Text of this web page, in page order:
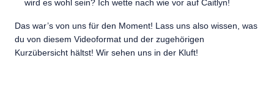
wird es wohl sein? Ich wette nach wie vor auf Caitlyn!
Das war’s von uns für den Moment! Lass uns also wissen, was
du von diesem Videoformat und der zugehörigen
Kurzübersicht hältst! Wir sehen uns in der Kluft!